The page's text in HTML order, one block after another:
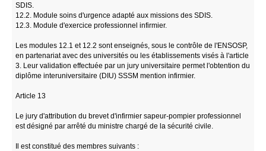
SDIS.
12.2. Module soins d'urgence adapté aux missions des SDIS.
12.3. Module d'exercice professionnel infirmier.
Les modules 12.1 et 12.2 sont enseignés, sous le contrôle de l'ENSOSP,
en partenariat avec des universités ou les établissements visés à l'article
3. Leur validation effectuée par un jury universitaire permet l'obtention du
diplôme interuniversitaire (DIU) SSSM mention infirmier.
Article 13
Le jury d'attribution du brevet d'infirmier sapeur-pompier professionnel
est désigné par arrêté du ministre chargé de la sécurité civile.
Il est constitué des membres suivants :